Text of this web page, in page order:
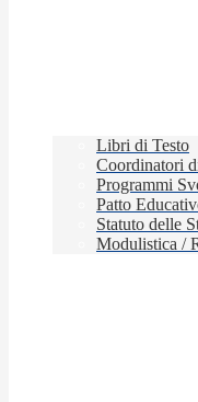
Libri di Testo
Coordinatori
Programmi
Patto
Statuto delle
Modulistica /